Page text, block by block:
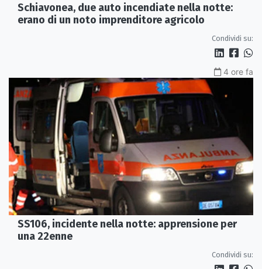
Schiavonea, due auto incendiate nella notte:
erano di un noto imprenditore agricolo
Condividi su:
4 ore fa
SS106, incidente nella notte: apprensione per
una 22enne
Condividi su: